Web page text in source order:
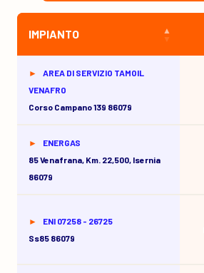
IMPIANTO
AREA DI SERVIZIO TAMOIL
VENAFRO
Corso Campano 139 86079
ENERGAS
85 Venafrana, Km. 22,500, Isernia
86079
ENI 07258 - 26725
Ss85 86079